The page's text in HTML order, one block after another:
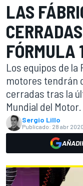
LAS
FÓRMULA
Los equipos de la
motores tendrán
cerradas tras la
Mundial del Motor.
Sergio Lillo
Publicado: 28 abr